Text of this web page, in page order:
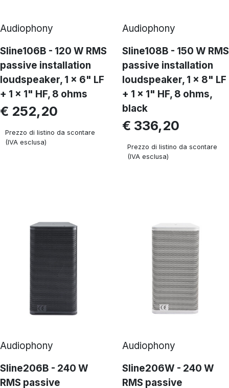
Audiophony
Sline106B - 120 W RMS
passive installation
loudspeaker, 1 x 6" LF
+ 1 x 1" HF, 8 ohms
€ 252,20
Prezzo di listino da scontare
(IVA esclusa)
Audiophony
Sline108B - 150 W RMS
passive installation
loudspeaker, 1 x 8" LF
+ 1 x 1" HF, 8 ohms,
black
€ 336,20
Prezzo di listino da scontare
(IVA esclusa)
Audiophony
Sline206B - 240 W
RMS passive
Audiophony
Sline206W - 240 W
RMS passive